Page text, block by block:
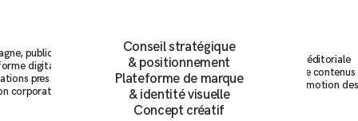
Conseil stratégique
& positionnement
Plateforme de marque
& identité visuelle
Concept créatif
Stratégie éditoriale
Création de contenus
Vidéo, UGC & motion
publicité & acquisitions
digitale & site internet
presse et influence
corporate & commerciale